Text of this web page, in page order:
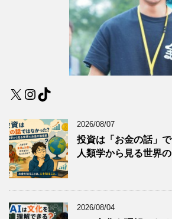
X Instagram
TikTok
2026/08/07
投資は「お金の話」
人類学から見る世界
2026/08/04